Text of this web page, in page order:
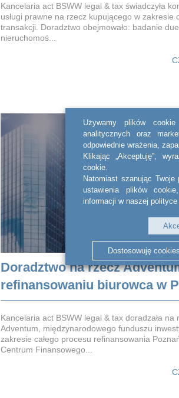
Kancelaria act BSWW legal & tax świadczyła
usługi prawne na rzecz kupującego w zakresie
transakcji. Doradztwo obejmowało: badanie
nieruchomoś...
Doradztwo na rzecz
refinansowaniu biurowca w
Kancelaria act BSWW legal & tax doradzała na
Adventum, międzynarodowego funduszu
zakresie całego procesu refinansowania
Centrum Finansowego...
Używamy plików
analitycznych oraz
odpowiednie wrażenia,
Klikając „Akceptuję”,
cookie.
Natomiast szanując
ustawienia plików
informacji w naszej
Dostosowuję cookies